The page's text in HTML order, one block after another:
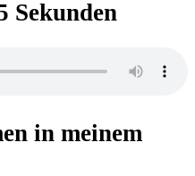
Sekunden
in meinem